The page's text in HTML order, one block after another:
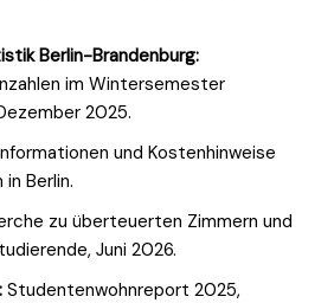
Berlin-Brandenburg:
im Wintersemester
2025.
und Kostenhinweise
in Berlin.
zu überteuerten Zimmern und
Juni 2026.
Studentenwohnreport 2025,